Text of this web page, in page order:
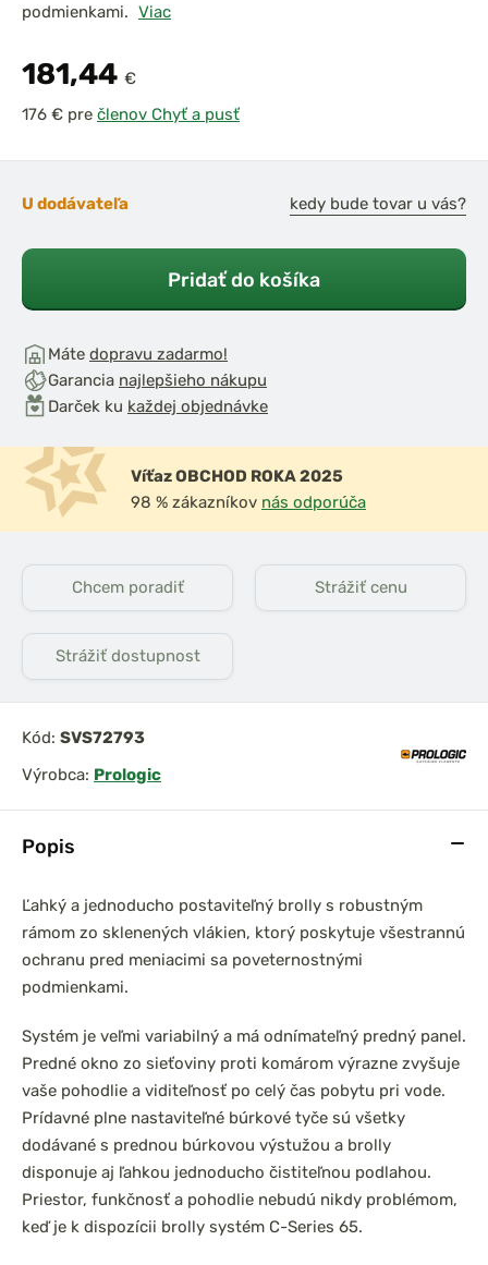
Popis
Ľahký a jednoducho postaviteľný brolly s robustným
rámom zo sklenených vlákien, ktorý poskytuje všestrannú
ochranu pred meniacimi sa poveternostnými
podmienkami.
Systém je veľmi variabilný a má odnímateľný predný panel.
Predné okno zo sieťoviny proti komárom výrazne zvyšuje
vaše pohodlie a viditeľnosť po celý čas pobytu pri vode.
Prídavné plne nastaviteľné búrkové tyče sú všetky
dodávané s prednou búrkovou výstužou a brolly
disponuje aj ľahkou jednoducho čistiteľnou podlahou.
Priestor, funkčnosť a pohodlie nebudú nikdy problémom,
keď je k dispozícii brolly systém C-Series 65.
podmienkami. Viac
181,44 €
pre členov Chyť a pusť
U dodávateľa kedy bude tovar u vás?
Pridať do košíka
Máte dopravu zadarmo!
Garancia najlepšieho nákupu
Darček ku každej objednávke
Víťaz OBCHOD ROKA 2025
98 % zákazníkov nás odporúča
Chcem poradiť Strážiť cenu
Strážiť dostupnost
Kód: SVS72793
Výrobca: Prologic